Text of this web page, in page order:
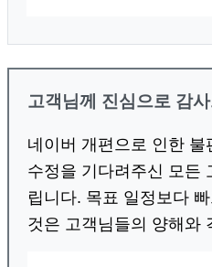
고객님께 진심으로 감
네이버 개편으로 인한
수정을 기다려주신 모든
립니다. 목표 일정보다
것은 고객님들의 양해와